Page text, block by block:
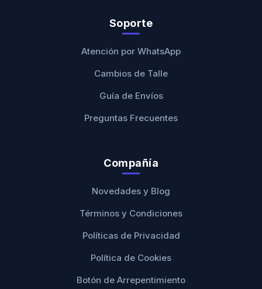
Soporte
Atención por WhatsApp
Cambios de Talle
Guía de Envíos
Preguntas Frecuentes
Compañía
Novedades y Blog
Términos y Condiciones
Políticas de Privacidad
Política de Cookies
Botón de Arrepentimiento